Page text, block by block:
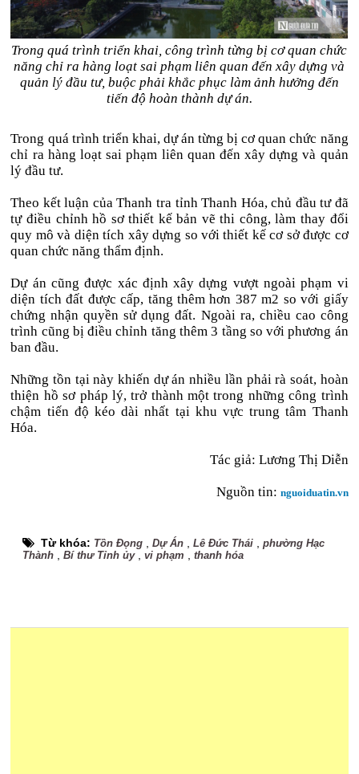
Trong quá trình triển khai, công trình từng bị cơ quan chức
năng chỉ ra hàng loạt sai phạm liên quan đến xây dựng và
quản lý đầu tư, buộc phải khắc phục làm ảnh hưởng đến
tiến độ hoàn thành dự án.
Trong quá trình triển khai, dự án từng bị cơ quan chức năng
chỉ ra hàng loạt sai phạm liên quan đến xây dựng và quản
lý đầu tư.
Theo kết luận của Thanh tra tỉnh Thanh Hóa, chủ đầu tư đã
tự điều chỉnh hồ sơ thiết kế bản vẽ thi công, làm thay đổi
quy mô và diện tích xây dựng so với thiết kế cơ sở được cơ
quan chức năng thẩm định.
Dự án cũng được xác định xây dựng vượt ngoài phạm vi
diện tích đất được cấp, tăng thêm hơn 387 m2 so với giấy
chứng nhận quyền sử dụng đất. Ngoài ra, chiều cao công
trình cũng bị điều chỉnh tăng thêm 3 tầng so với phương án
ban đầu.
Những tồn tại này khiến dự án nhiều lần phải rà soát, hoàn
thiện hồ sơ pháp lý, trở thành một trong những công trình
chậm tiến độ kéo dài nhất tại khu vực trung tâm Thanh
Hóa.
Tác giả: Lương Thị Diễn
Nguồn tin: nguoiduatin.vn
Từ khóa: Tồn Đọng ,Dự Án ,Lê Đức Thái ,phường Hạc
Thành ,Bí thư Tỉnh ủy,vi phạm ,thanh hóa